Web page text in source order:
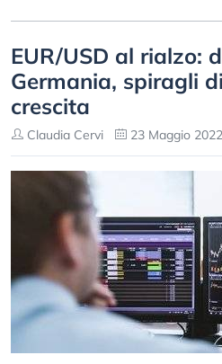
EUR/USD al rialzo:
Germania, spiragli
crescita
Claudia Cervi 23 Maggio